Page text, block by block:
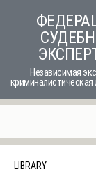
Независимая
криминалистическая
LIBRARY